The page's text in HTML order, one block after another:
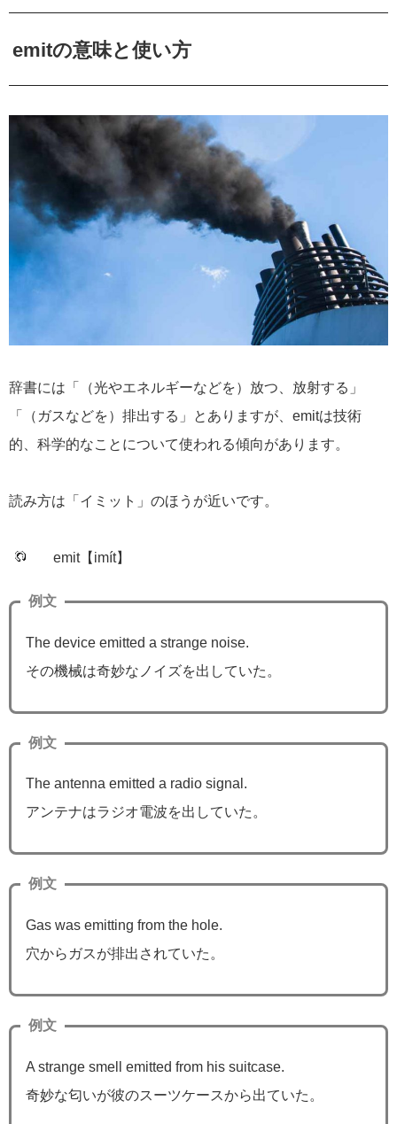
emitの意味と使い方
辞書には「（光やエネルギーなどを）放つ、放射する」
「（ガスなどを）排出する」とありますが、emitは技術
的、科学的なことについて使われる傾向があります。
読み方は「イミット」のほうが近いです。
emit【imít】
例文
The device emitted a strange noise.
その機械は奇妙なノイズを出していた。
例文
The antenna emitted a radio signal.
アンテナはラジオ電波を出していた。
例文
Gas was emitting from the hole.
穴からガスが排出されていた。
例文
A strange smell emitted from his suitcase.
奇妙な匂いが彼のスーツケースから出ていた。